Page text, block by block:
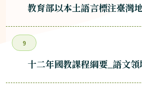
教育部以本土語言標注臺灣
9
十二年國教課程綱要_語文領